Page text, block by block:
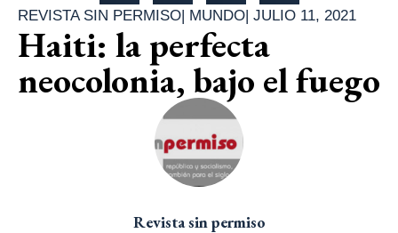
REVISTA SIN PERMISO| MUNDO| JULIO 11, 2021
Haiti: la perfecta
neocolonia, bajo el fuego
Revista sin permiso